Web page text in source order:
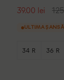
39.00 lei
ULTIMA ȘANSĂ
34 R 36 R